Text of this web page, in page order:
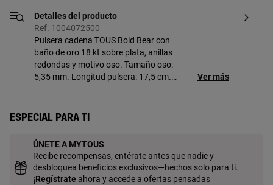
Detalles del producto
Ref. 1004072500
Pulsera cadena TOUS Bold Bear con
baño de oro 18 kt sobre plata, anillas
redondas y motivo oso. Tamaño oso:
5,35 mm. Longitud pulsera: 17,5 cm.
18 a 23 kt y 3 micras de espesor. Esta
de la joya.
Ver más
Especial para ti
ÚNETE A MYTOUS
Recibe recompensas, entérate antes que nadie y
desbloquea beneficios exclusivos—hechos solo para ti.
¡Regístrate ahora y accede a ofertas pensadas